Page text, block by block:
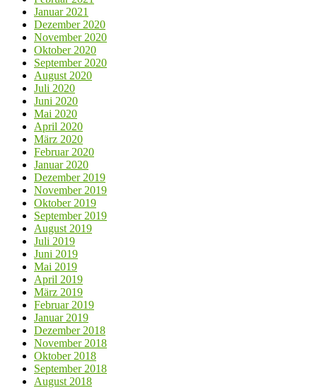
Januar 2021
Dezember 2020
November 2020
Oktober 2020
September 2020
August 2020
Juli 2020
Juni 2020
Mai 2020
April 2020
März 2020
Februar 2020
Januar 2020
Dezember 2019
November 2019
Oktober 2019
September 2019
August 2019
Juli 2019
Juni 2019
Mai 2019
April 2019
März 2019
Februar 2019
Januar 2019
Dezember 2018
November 2018
Oktober 2018
September 2018
August 2018